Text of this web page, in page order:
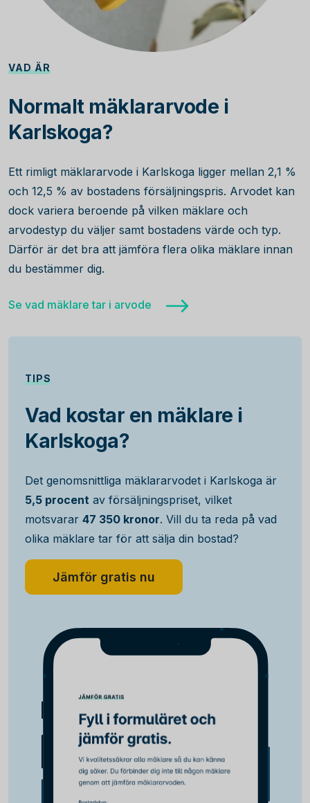
VAD ÄR
Normalt mäklararvode i
Karlskoga?
Ett rimligt mäklararvode i Karlskoga ligger mellan 2,1 %
och 12,5 % av bostadens försäljningspris. Arvodet kan
dock variera beroende på vilken mäklare och
arvodestyp du väljer samt bostadens värde och typ.
Därför är det bra att jämföra flera olika mäklare innan
du bestämmer dig.
Se vad mäklare tar i arvode
TIPS
Vad kostar en mäklare i
Karlskoga?
Det genomsnittliga mäklararvodet i Karlskoga är
5,5 procent av försäljningspriset, vilket
motsvarar 47 350 kronor. Vill du ta reda på vad
olika mäklare tar för att sälja din bostad?
Jämför gratis nu